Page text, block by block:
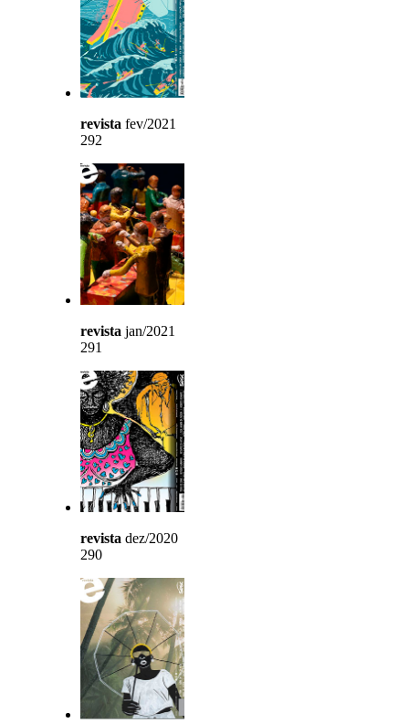
revista fev/2021
292
revista jan/2021
291
revista dez/2020
290